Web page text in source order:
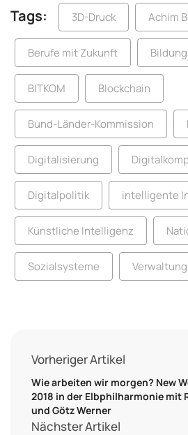
Tags: 3D-Druck Achim
Berufe mit Zukunft
BITKOM Blockchain
Bund-Länder-Kommission
Digitalisierung
Digitalpolitik intelligente
Künstliche Intelligenz
Sozialsysteme
Vorheriger Artikel
Wie arbeiten wir morgen? New
2018 in der Elbphilharmonie mit
und Götz Werner
Nächster Artikel